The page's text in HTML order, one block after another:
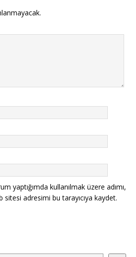
yaptığımda kullanılmak üzere adımı,
adresimi bu tarayıcıya kaydet.